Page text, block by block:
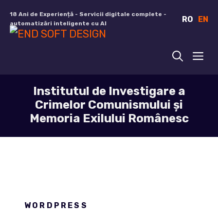
conținut
18 Ani de Experiență - Servicii digitale complete -
automatizări inteligente cu AI
RO EN
Institutul de Investigare a
Crimelor Comunismului și
Memoria Exilului Românesc
WORDPRESS